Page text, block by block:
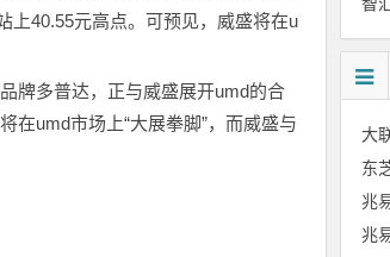
上40.55元高点。可预见，威盛将在u
牌多普达，正与威盛展开umd的合
在umd市场上“大展拳脚”，而威盛与